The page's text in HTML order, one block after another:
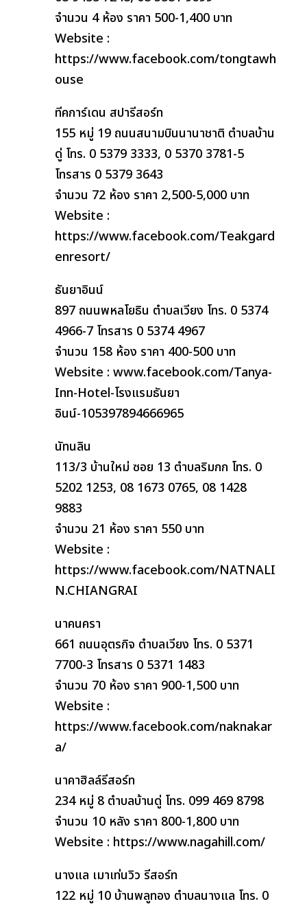
จำนวน 4 ห้อง ราคา 500-1,400 บาท
Website :
https://www.facebook.com/tongtawh
ouse
ทีคการ์เดน สปารีสอร์ท
155 หมู่ 19 ถนนสนามบินนานาชาติ ตำบลบ้าน
ดู่ โทร. 0 5379 3333, 0 5370 3781-5
โทรสาร 0 5379 3643
จำนวน 72 ห้อง ราคา 2,500-5,000 บาท
Website :
https://www.facebook.com/Teakgard
enresort/
ธันยาอินน์
897 ถนนพหลโยธิน ตำบลเวียง โทร. 0 5374
4966-7 โทรสาร 0 5374 4967
จำนวน 158 ห้อง ราคา 400-500 บาท
Website : www.facebook.com/Tanya-
Inn-Hotel-โรงแรมธันยา
อินน์-105397894666965
นัทนลิน
113/3 บ้านใหม่ ซอย 13 ตำบลริมกก โทร. 0
5202 1253, 08 1673 0765, 08 1428
9883
จำนวน 21 ห้อง ราคา 550 บาท
Website :
https://www.facebook.com/NATNALI
N.CHIANGRAI
นาคนครา
661 ถนนอุตรกิจ ตำบลเวียง โทร. 0 5371
7700-3 โทรสาร 0 5371 1483
จำนวน 70 ห้อง ราคา 900-1,500 บาท
Website :
https://www.facebook.com/naknakar
a/
นาคาฮิลล์รีสอร์ท
234 หมู่ 8 ตำบลบ้านดู่ โทร. 099 469 8798
จำนวน 10 หลัง ราคา 800-1,800 บาท
Website : https://www.nagahill.com/
นางแล เมาเท่นวิว รีสอร์ท
122 หมู่ 10 บ้านพลูทอง ตำบลนางแล โทร. 0